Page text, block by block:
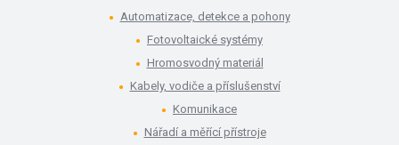
Automatizace, detekce a pohony
Fotovoltaické systémy
Hromosvodný materiál
Kabely, vodiče a příslušenství
Komunikace
Nářadí a měřící přístroje